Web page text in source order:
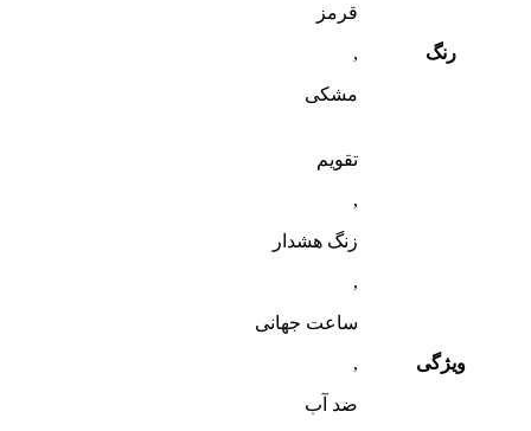
رنگ
قرمز
,
مشکی
ویژگی
تقویم
,
زنگ هشدار
,
ساعت جهانی
,
ضد آب